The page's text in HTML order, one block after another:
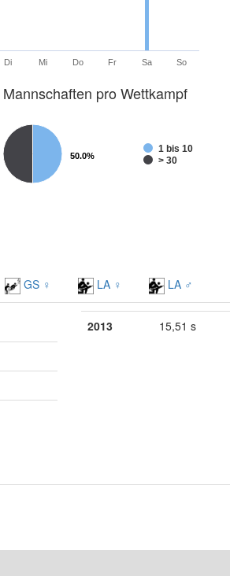
Di Mi Do Fr Sa So
pro Wettkampf
50.0%
50.0%
1 bis 10
> 30
GS ♀ LA ♀ LA ♂
2013 15,51 s